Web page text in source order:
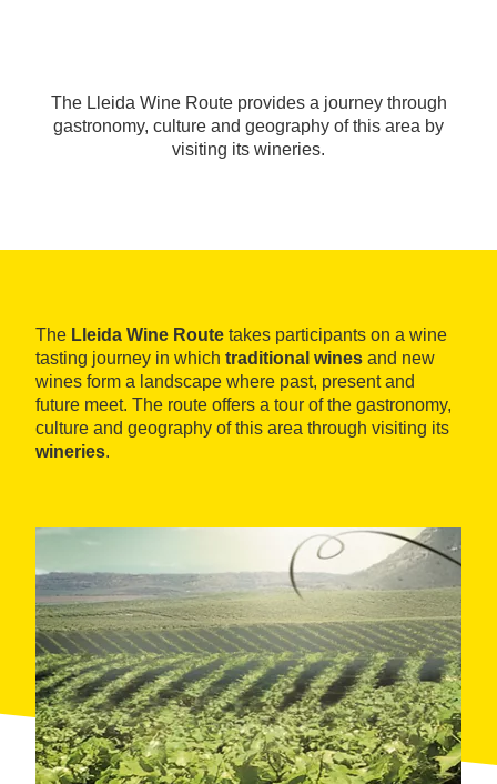
The Lleida Wine Route provides a journey through
gastronomy, culture and geography of this area by
visiting its wineries.
The Lleida Wine Route takes participants on a wine
tasting journey in which traditional wines and new
wines form a landscape where past, present and
future meet. The route offers a tour of the gastronomy,
culture and geography of this area through visiting its
wineries.